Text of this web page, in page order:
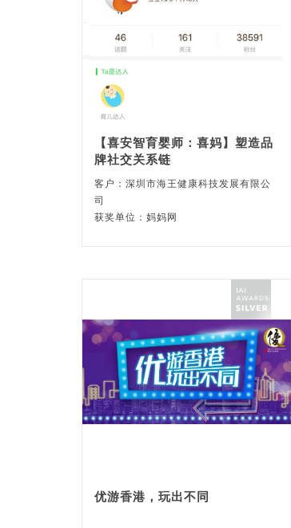
【喜安智育婴师：喜妈】塑造品
牌社交关系链
客户：深圳市海王健康科技发展有限公
司
获奖单位：妈妈网
优游香港，玩出不同